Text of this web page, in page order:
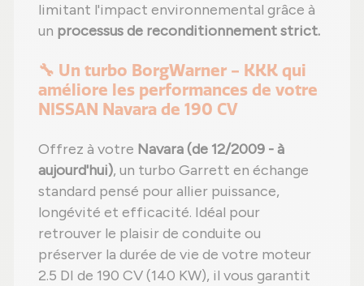
limitant l'impact environnemental grâce à
un processus de reconditionnement strict.
🔧 Un turbo BorgWarner - KKK qui
améliore les performances de votre
NISSAN Navara de 190 CV
Offrez à votre Navara (de 12/2009 - à
aujourd'hui), un turbo Garrett en échange
standard pensé pour allier puissance,
longévité et efficacité. Idéal pour
retrouver le plaisir de conduite ou
préserver la durée de vie de votre moteur
2.5 DI de 190 CV (140 KW), il vous garantit